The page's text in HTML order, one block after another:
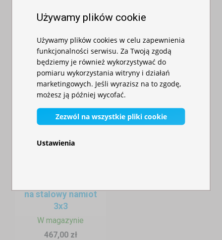
Komfortowy camping bez kompromisów
550,00 zł
W magazynie
115,00 zł
na stalowy namiot
3x3
W magazynie
467,00 zł
Używamy plików cookie
Używamy plików cookies w celu zapewnienia
funkcjonalności serwisu. Za Twoją zgodą
będziemy je również wykorzystywać do
pomiaru wykorzystania witryny i działań
marketingowych. Jeśli wyrazisz na to zgodę,
możesz ją później wycofać.
Zezwól na wszystkie pliki cookie
Ustawienia